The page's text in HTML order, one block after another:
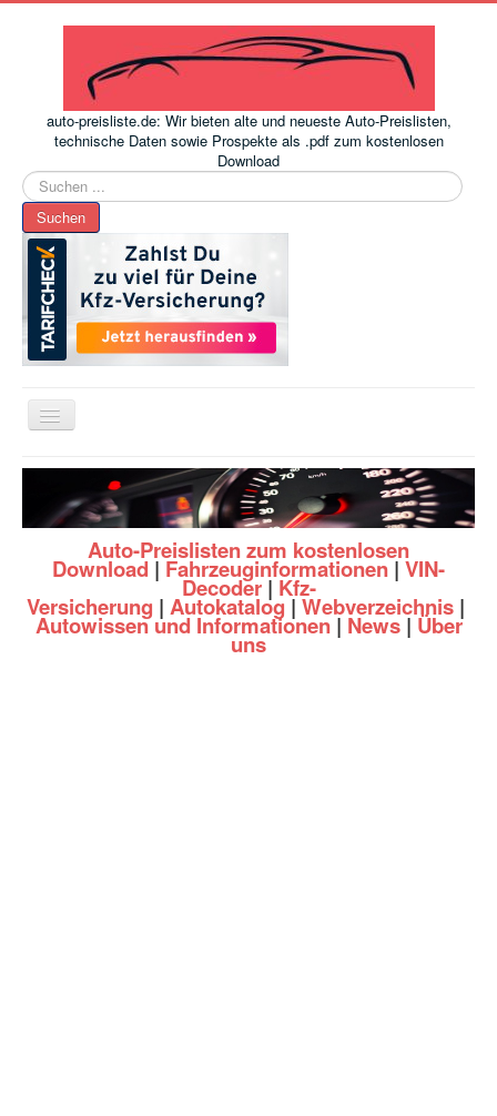
auto-preisliste.de: Wir bieten alte und neueste Auto-Preislisten,
technische Daten sowie Prospekte als .pdf zum kostenlosen
Download
Suchen
...
Suchen
Toggle
Navigation
www.auto-preisliste.de-Auto – Neupreis ermitteln einfach
Auto-Preislisten zum kostenlosen
Download | Fahrzeuginformationen | VIN-
Decoder| Kfz-
Versicherung | Autokatalog | Webverzeichnis |
Autowissen und Informationen| News| Über
uns